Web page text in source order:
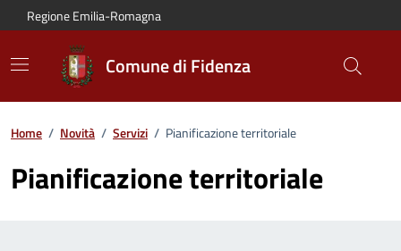
Vai al contenuto principale
Vai alla navigazione del sito
Vai al piede di pagina
Regione Emilia-Romagna
Comune di Fidenza
Home / Novità / Servizi / Pianificazione territoriale
Pianificazione territoriale